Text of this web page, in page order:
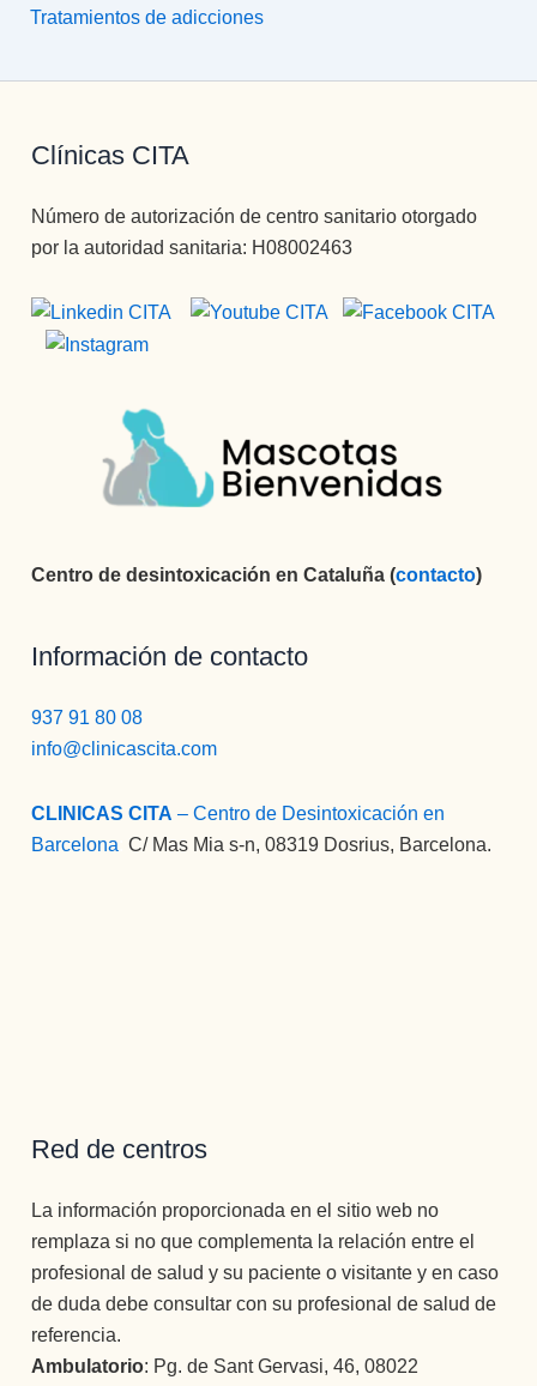
Tratamientos de adicciones
Clínicas CITA
Número de autorización de centro sanitario otorgado
por la autoridad sanitaria: H08002463
Centro de desintoxicación en Cataluña (contacto)
Información de contacto
937 91 80 08
info@clinicascita.com
CLINICAS CITA – Centro de Desintoxicación en
Barcelona :C/ Mas Mia s-n, 08319 Dosrius, Barcelona.
Red de centros
La información proporcionada en el sitio web no
remplaza si no que complementa la relación entre el
profesional de salud y su paciente o visitante y en caso
de duda debe consultar con su profesional de salud de
referencia.
Ambulatorio: Pg. de Sant Gervasi, 46, 08022